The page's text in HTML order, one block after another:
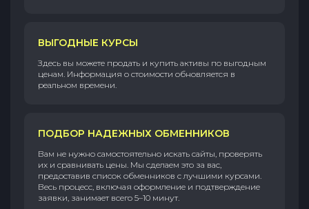
ВЫГОДНЫЕ КУРСЫ
Здесь вы можете продать и купить активы по выгодным
ценам. Информация о стоимости обновляется в
реальном времени.
ПОДБОР НАДЕЖНЫХ ОБМЕННИКОВ
Вам не нужно самостоятельно искать сайты, проверять
их и сравнивать цены. Мы сделаем это за вас,
предоставив список обменников с лучшими курсами.
Весь процесс, включая оформление и подтверждение
заявки, занимает всего 5–10 минут.